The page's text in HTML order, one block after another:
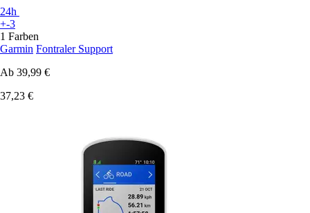
24h
+-3
1 Farben
Garmin Fontraler Support
Ab 39,99 €
37,23 €